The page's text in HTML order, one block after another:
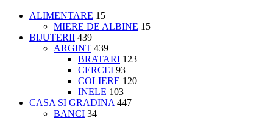
ALIMENTARE 15
MIERE DE ALBINE 15
BIJUTERII 439
ARGINT 439
BRATARI 123
CERCEI 93
COLIERE 120
INELE 103
CASA SI GRADINA 447
BANCI 34